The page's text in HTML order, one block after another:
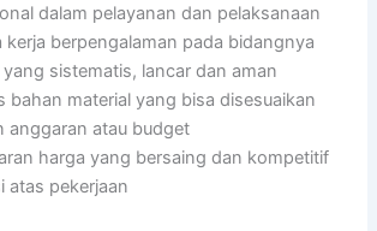
dalam pelayanan dan pelaksanaan
kerja berpengalaman pada bidangnya
yang sistematis, lancar dan aman
bahan material yang bisa disesuaikan
anggaran atau budget
harga yang bersaing dan kompetitif
atas pekerjaan